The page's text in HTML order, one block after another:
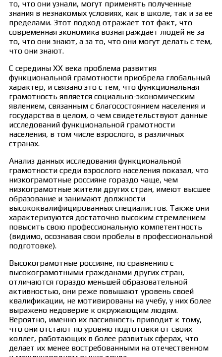
то, что они узнали, могут применять полученные
знания в незнакомых условиях, как в школе, так и за ее
пределами. Этот подход отражает тот факт, что
современная экономика вознаграждает людей не за
то, что они знают, а за то, что они могут делать с тем,
что они знают.
С середины XX века проблема развития
функциональной грамотности приобрела глобальный
характер, и связано это с тем, что функциональная
грамотность является социально-экономическим
явлением, связанным с благосостоянием населения и
государства в целом, о чем свидетельствуют данные
исследований функциональной грамотности
населения, в том числе взрослого, в различных
странах.
Анализ данных исследования функциональной
грамотности среди взрослого населения показал, что
низкограмотные россияне гораздо чаще, чем
низкограмотные жители других стран, имеют высшее
образование и занимают должности
высококвалифицированных специалистов. Также они
характеризуются достаточно высоким стремлением
повысить свою профессиональную компетентность
(видимо, осознавая свои пробелы в профессиональной
подготовке).
Высокограмотные россияне, по сравнению с
высокограмотными гражданами других стран,
отличаются гораздо меньшей образовательной
активностью, они реже повышают уровень своей
квалификации, не мотивированы на учебу, у них более
выражено недоверие к окружающим людям.
Вероятно, именно их пассивность приводит к тому,
что они отстают по уровню подготовки от своих
коллег, работающих в более развитых сферах, что
делает их менее востребованными на отечественном